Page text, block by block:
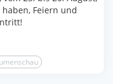
Feiern und